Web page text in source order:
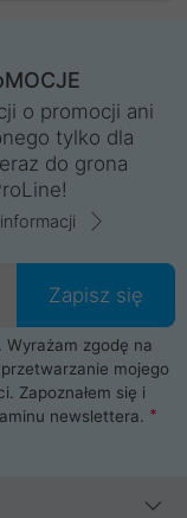
Kalisz, Bytom,
Działamy
siedzibę
Cała
jest
albo laptopa w
komputerowe
pamięci,
pomogą Ci wybrać
do komputera.
na rynku
Apple, Samsung i
możesz
o promocji ani
tylko dla
do grona
Zapisz się
Wyrażam zgodę na
mojego
Zapoznałem się i
newslettera.